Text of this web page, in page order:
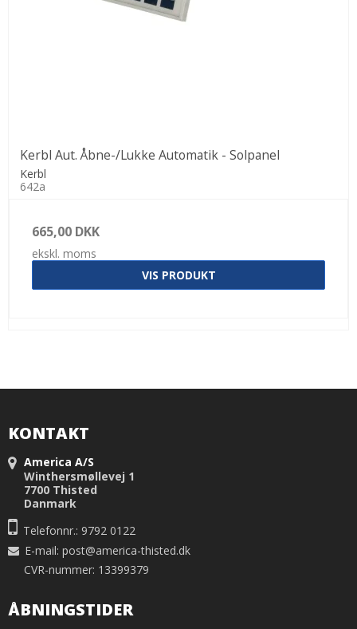
Kerbl Aut. Åbne-/Lukke Automatik - Solpanel
Kerbl
642a
665,00 DKK
ekskl. moms
VIS PRODUKT
KONTAKT
America A/S
Winthersmøllevej 1
7700 Thisted
Danmark
Telefonnr.: 9792 0122
E-mail: post@america-thisted.dk
CVR-nummer: 13399379
ÅBNINGSTIDER